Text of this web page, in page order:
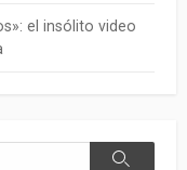
el insólito video